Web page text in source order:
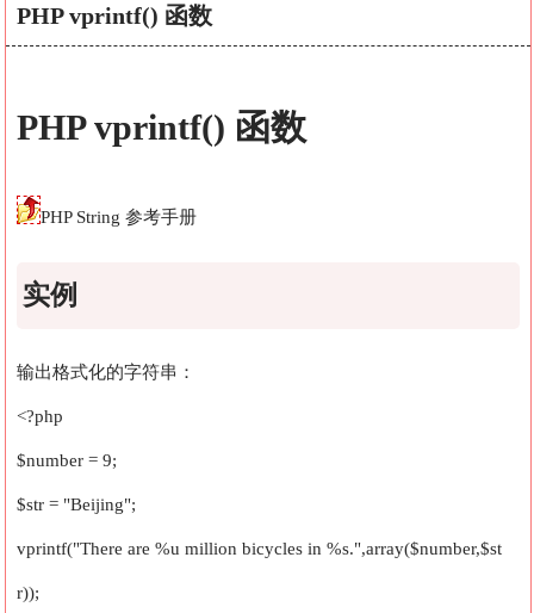
PHP vprintf() 函数
PHPvprintf() 函数
PHP String 参考手册
实例
输出格式化的字符串：
<?php
$number = 9;
$str = "Beijing";
vprintf("There are %u million bicycles in %s.",array($number,$st
r));